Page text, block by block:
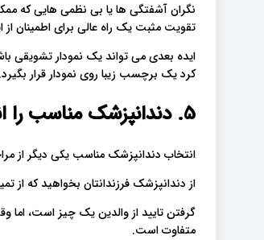
نگران آشفتگی ها یا بی نظمی هایی که
تقویت مثبت یک راه عالی برای اطمینان از
ایده بعدی می تواند یک نمودار تشویقی
کرد یک برچسب زیبا روی نمودار قرار بگیرد.
5. دندانپزشک مناسب را انتخاب کنید
انتخاب دندانپزشک مناسب یکی دیگر از
از دندانپزشک فرزندانتان بخواهید که از
گرفتن تایید از والدین یک چیز است،
متفاوت است.